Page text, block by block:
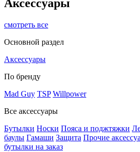
Аксессуары
смотреть все
Основной раздел
Аксессуары
По бренду
Mad Guy TSP Willpower
Все аксессуары
Бутылки Носки Пояса и поджтяжки
баулы Гамаши Защита Прочие
бутылки на заказ